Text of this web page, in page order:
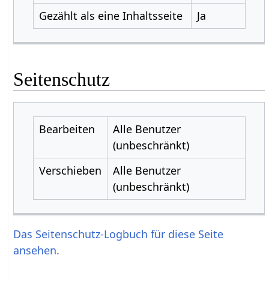
Gezählt als eine Inhaltsseite Ja
Seitenschutz
Bearbeiten
Alle Benutzer
(unbeschränkt)
Verschieben
Alle Benutzer
(unbeschränkt)
Das Seitenschutz-Logbuch für diese Seite
ansehen.